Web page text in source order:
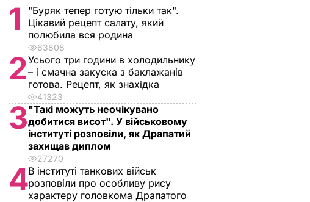
1
"Буряк тепер готую тільки так".
Цікавий рецепт салату, який
полюбила вся родина
63808
2Усього три години в холодильнику
– і смачна закуска з баклажанів
готова. Рецепт, як знахідка
41323
3"Такі можуть неочікувано
добитися висот". У військовому
інституті розповіли, як Драпатий
захищав диплом
27270
4В інституті танкових військ
розповіли про особливу рису
характеру головкома Драпатого